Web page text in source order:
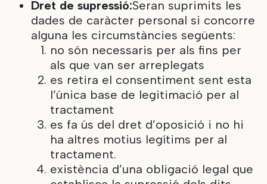
Dret de supressió:Seran suprimits les
dades de caràcter personal si concorre
alguna les circumstàncies següents:
no són necessaris per als fins per
als que van ser arreplegats
es retira el consentiment sent esta
l’única base de legitimació per al
tractament
es fa ús del dret d’oposició i no hi
ha altres motius legítims per al
tractament.
existència d’una obligació legal que